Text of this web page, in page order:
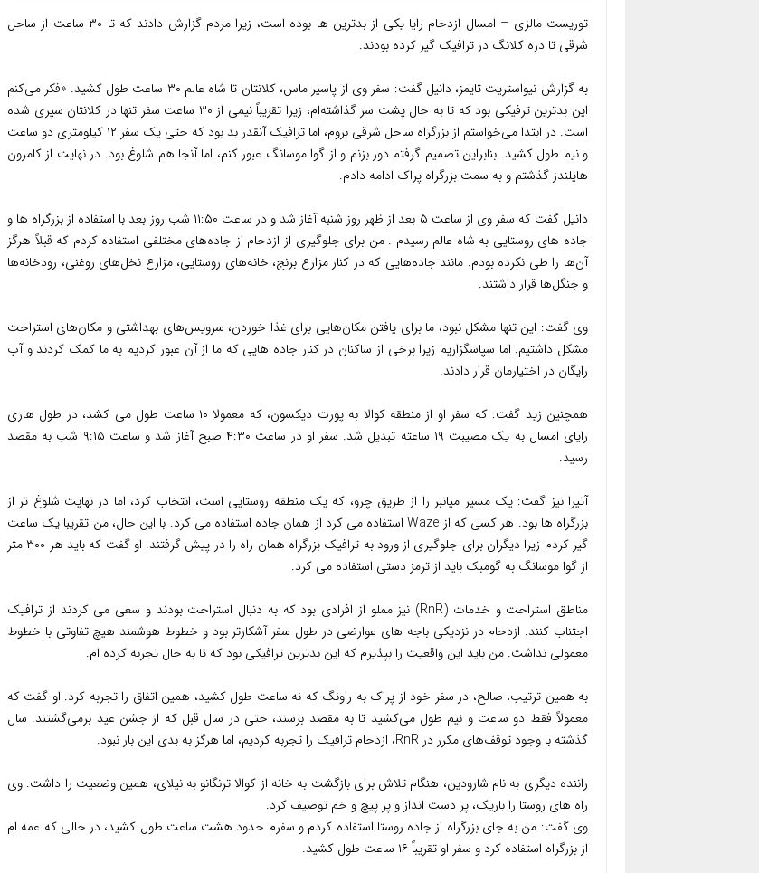
توریست مالزی – امسال ازدحام رایا یکی از بدترین ها بوده است، زیرا مردم گزارش دادند که تا ۳۰ ساعت از ساحل
شرقی تا دره کلانگ در ترافیک گیر کرده بودند.
به گزارش نیواستریت تایمز، دانیل گفت: سفر وی از پاسیر ماس، کلانتان تا شاه عالم ۳۰ ساعت طول کشید. «فکر می‌کنم
این بدترین ترفیکی بود که تا به حال پشت سر گذاشته‌ام، زیرا تقریباً نیمی از ۳۰ ساعت سفر تنها در کلانتان سپری شده
است. در ابتدا می‌خواستم از بزرگراه ساحل شرقی بروم، اما ترافیک آنقدر بد بود که حتی یک سفر ۱۲ کیلومتری دو ساعت
و نیم طول کشید. بنابراین تصمیم گرفتم دور بزنم و از گوا موسانگ عبور کنم، اما آنجا هم شلوغ بود. در نهایت از کامرون
هایلندز گذشتم و به سمت بزرگراه پراک ادامه دادم.
دانیل گفت که سفر وی از ساعت ۵ بعد از ظهر روز شنبه آغاز شد و در ساعت ۱۱:۵۰ شب روز بعد با استفاده از بزرگراه ها و
جاده های روستایی به شاه عالم رسیدم . من برای جلوگیری از ازدحام از جاده‌های مختلفی استفاده کردم که قبلاً هرگز
آن‌ها را طی نکرده بودم. مانند جاده‌هایی که در کنار مزارع برنج، خانه‌های روستایی، مزارع نخل‌های روغنی، رودخانه‌ها
و جنگل‌ها قرار داشتند.
وی گفت: این تنها مشکل نبود، ما برای یافتن مکان‌هایی برای غذا خوردن، سرویس‌های بهداشتی و مکان‌های استراحت
مشکل داشتیم. اما سپاسگزاریم زیرا برخی از ساکنان در کنار جاده هایی که ما از آن عبور کردیم به ما کمک کردند و آب
رایگان در اختیارمان قرار دادند.
همچنین زید گفت: که سفر او از منطقه کوالا به پورت دیکسون، که معمولا ۱۰ ساعت طول می کشد، در طول هاری
رایای امسال به یک مصیبت ۱۹ ساعته تبدیل شد. سفر او در ساعت ۴:۳۰ صبح آغاز شد و ساعت ۹:۱۵ شب به مقصد
رسید.
آتیرا نیز گفت: یک مسیر میانبر را از طریق چرو، که یک منطقه روستایی است، انتخاب کرد، اما در نهایت شلوغ تر از
بزرگراه ها بود. هر کسی که از Waze استفاده می کرد از همان جاده استفاده می کرد. با این حال، من تقریبا یک ساعت
گیر کردم زیرا دیگران برای جلوگیری از ورود به ترافیک بزرگراه همان راه را در پیش گرفتند. او گفت که باید هر ۳۰۰ متر
از گوا موسانگ به گومبک باید از ترمز دستی استفاده می کرد.
مناطق استراحت و خدمات (RnR) نیز مملو از افرادی بود که به دنبال استراحت بودند و سعی می کردند از ترافیک
اجتناب کنند. ازدحام در نزدیکی باجه های عوارضی در طول سفر آشکارتر بود و خطوط هوشمند هیچ تفاوتی با خطوط
معمولی نداشت. من باید این واقعیت را بپذیرم که این بدترین ترافیکی بود که تا به حال تجربه کرده ام.
به همین ترتیب، صالح، در سفر خود از پراک به راونگ که نه ساعت طول کشید، همین اتفاق را تجربه کرد. او گفت که
معمولاً فقط دو ساعت و نیم طول می‌کشید تا به مقصد برسند، حتی در سال قبل که از جشن عید برمی‌گشتند. سال
گذشته با وجود توقف‌های مکرر در RnR، ازدحام ترافیک را تجربه کردیم، اما هرگز به بدی این بار نبود.
راننده دیگری به نام شارودین، هنگام تلاش برای بازگشت به خانه از کوالا ترنگانو به نیلای، همین وضعیت را داشت. وی
راه های روستا را باریک، پر دست انداز و پر پیچ و خم توصیف کرد.
وی گفت: من به جای بزرگراه از جاده روستا استفاده کردم و سفرم حدود هشت ساعت طول کشید، در حالی که عمه ام
از بزرگراه استفاده کرد و سفر او تقریباً ۱۶ ساعت طول کشید.